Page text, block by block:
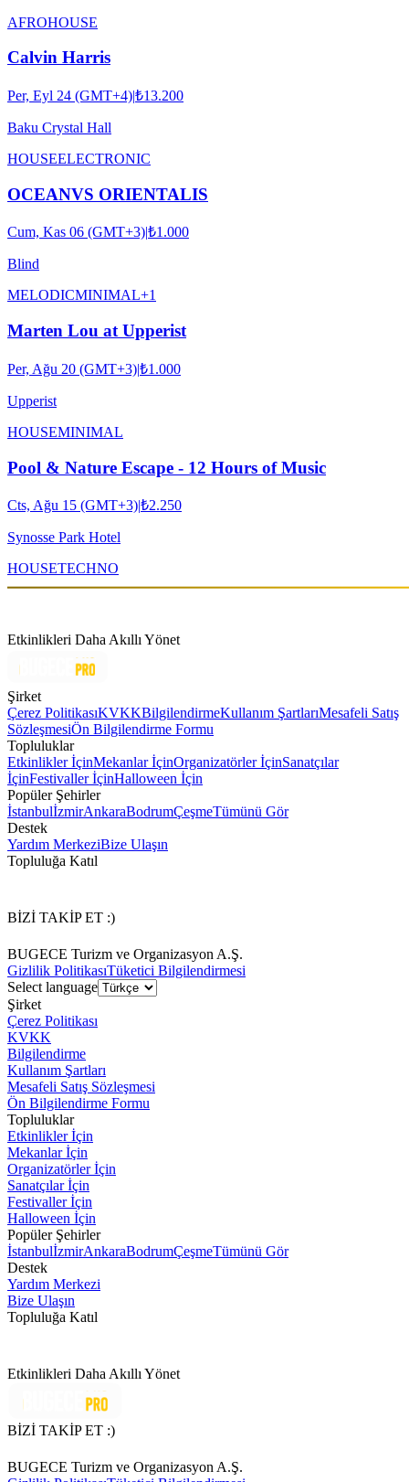
AFROHOUSE
Calvin Harris
Per, Eyl 24 (GMT+4)|₺13.200
Baku Crystal Hall
HOUSEELECTRONIC
OCEANVS ORIENTALIS
Cum, Kas 06 (GMT+3)|₺1.000
Blind
MELODICMINIMAL+1
Marten Lou at Upperist
Per, Ağu 20 (GMT+3)|₺1.000
Upperist
HOUSEMINIMAL
Pool & Nature Escape - 12 Hours of Music
Cts, Ağu 15 (GMT+3)|₺2.250
Synosse Park Hotel
HOUSETECHNO
Etkinlikleri Daha Akıllı Yönet
Şirket
Çerez PolitikasıKVKKBilgilendirmeKullanım ŞartlarıMesafeli Satış
SözleşmesiÖn Bilgilendirme Formu
Topluluklar
Etkinlikler İçinMekanlar İçinOrganizatörler İçinSanatçılar
İçinFestivaller İçinHalloween İçin
Popüler Şehirler
İstanbulİzmirAnkaraBodrumÇeşmeTümünü Gör
Destek
Yardım MerkeziBize Ulaşın
Topluluğa Katıl
BİZİ TAKİP ET :)
BUGECE Turizm ve Organizasyon A.Ş.
Gizlilik PolitikasıTüketici Bilgilendirmesi
Select language
Şirket
Çerez Politikası
KVKK
Bilgilendirme
Kullanım Şartları
Mesafeli Satış Sözleşmesi
Ön Bilgilendirme Formu
Topluluklar
Etkinlikler İçin
Mekanlar İçin
Organizatörler İçin
Sanatçılar İçin
Festivaller İçin
Halloween İçin
Popüler Şehirler
İstanbulİzmirAnkaraBodrumÇeşmeTümünü Gör
Destek
Yardım Merkezi
Bize Ulaşın
Topluluğa Katıl
Etkinlikleri Daha Akıllı Yönet
BİZİ TAKİP ET :)
BUGECE Turizm ve Organizasyon A.Ş.